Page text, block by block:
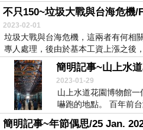
不只150~垃圾大戰與台海危機/
2023-02-01
垃圾大戰與台海危機，這兩者有何相
專人處理，後由於基本工資上漲之後，
簡明記事~山上水
2023-01-29
山上水道花園博物館
嚇跑的地點。 百年前
簡明記事~年節偶思/25 Jan.